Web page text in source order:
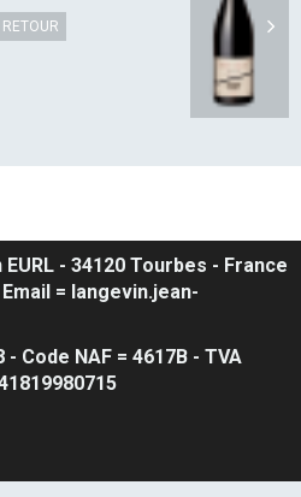
RETOUR
- 34120 Tourbes - France
= langevin.jean-
Code NAF = 4617B - TVA